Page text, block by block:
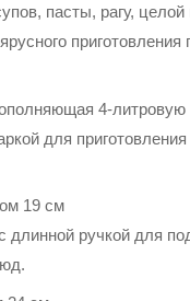
пасты, рагу,
4-литровую
для
19 см
длинной ручкой для